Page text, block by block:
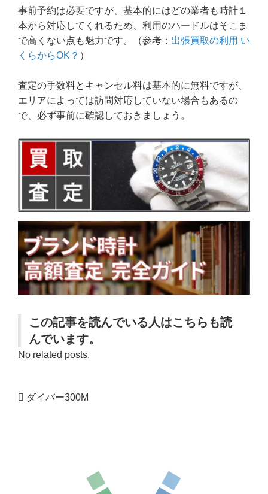
事前予約は必要ですが、基本的にはどの業者も時計１
本から対応してくれるため、利用のハードルはそこま
で高くない点も魅力です。（参考： 出張買取の利用 い
くらからOK？ ）
査定の手数料とキャンセル料は基本的に無料ですが、
エリアによっては訪問対応していない場合もあるの
で、必ず事前に確認しておきましょう。
この記事を読んでいる人はこちらも読
んでいます。
No related posts.
ダイバー300M